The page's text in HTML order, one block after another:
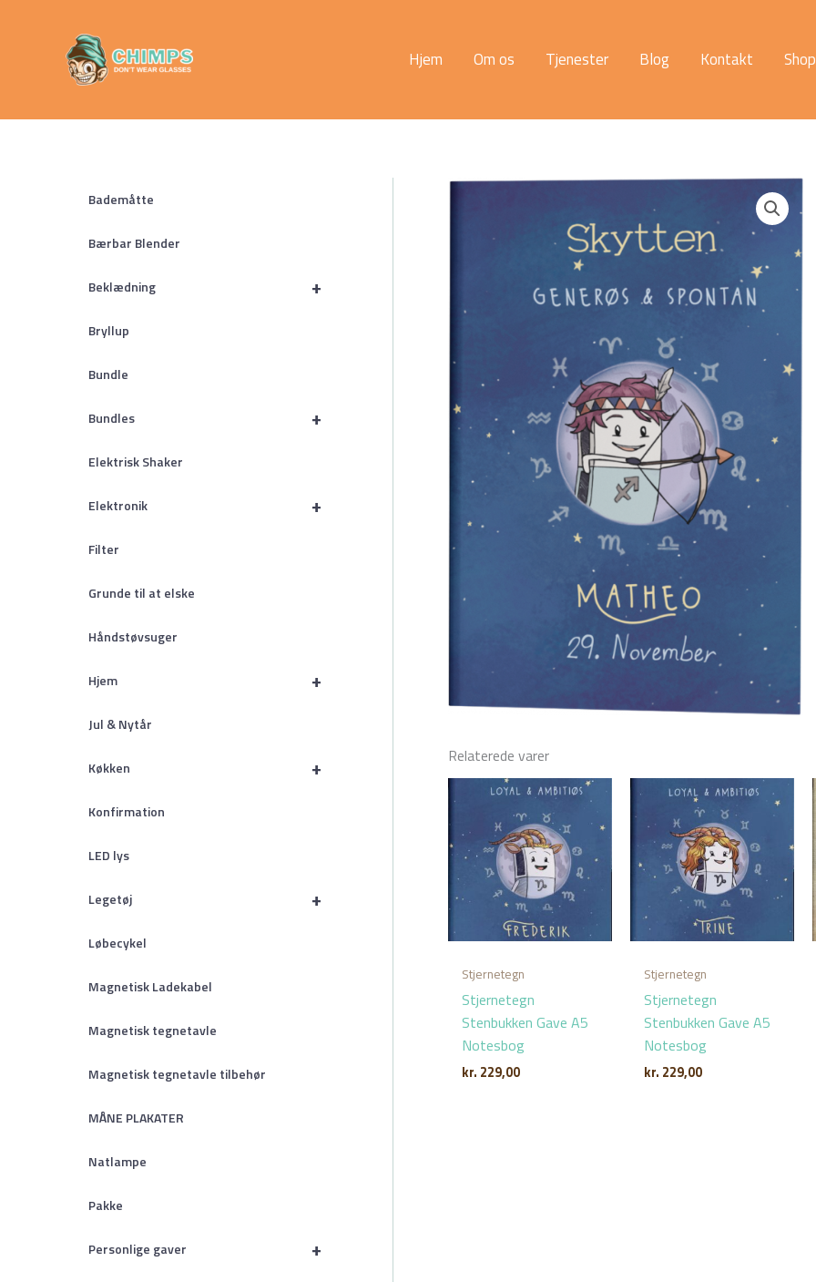
Hjem Om os Tjenester Blog Kontakt Shop
Bademåtte
Bærbar Blender
+
Beklædning
Bryllup
Bundle
+
Bundles
Elektrisk Shaker
+
Elektronik
Filter
Grunde til at elske
Håndstøvsuger
+
Hjem
Jul & Nytår
+
Køkken
Konfirmation
LED lys
+
Legetøj
Løbecykel
Magnetisk Ladekabel
Magnetisk tegnetavle
Magnetisk tegnetavle tilbehør
MÅNE PLAKATER
Natlampe
Pakke
+
Personlige gaver
Relaterede varer
Stjernetegn
Stjernetegn
Stenbukken Gave A5
Notesbog
kr. 229,00
Stjernetegn
Stjernetegn
Stenbukken Gave A5
Notesbog
kr. 229,00